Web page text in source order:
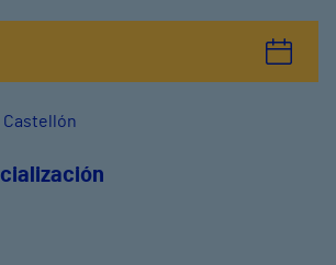
Castellón